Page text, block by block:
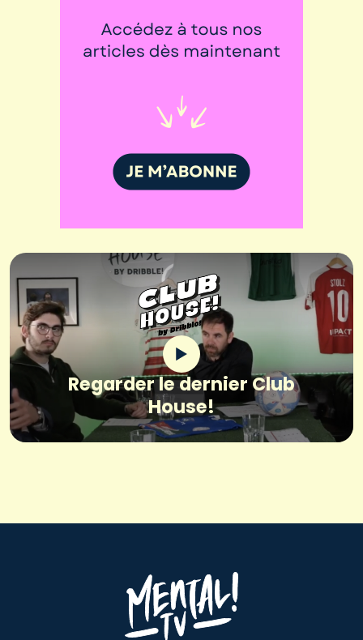
Regarder le dernier Club
House!